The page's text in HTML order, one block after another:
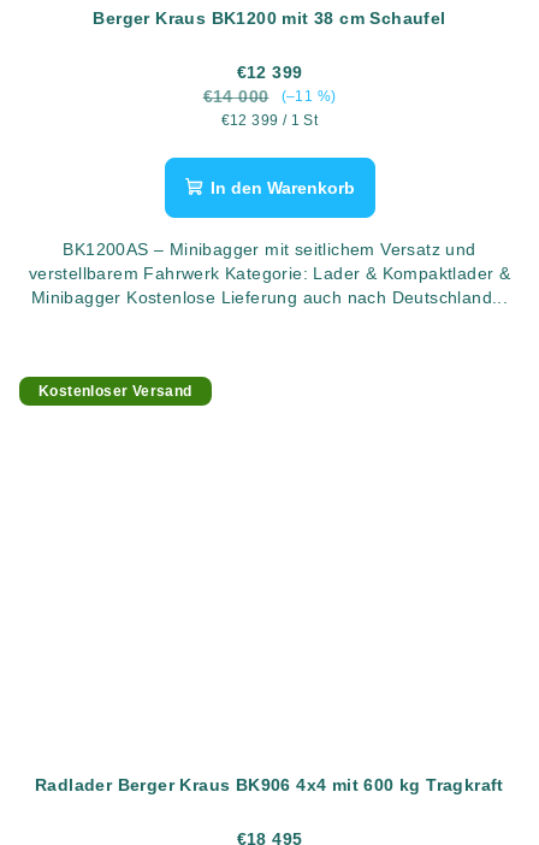
Berger Kraus BK1200 mit 38 cm Schaufel
€12 399
€14 000
(–11 %)
Verkaufspreis:
€12 399 / 1 St
In den Warenkorb
BK1200AS – Minibagger mit seitlichem Versatz und
verstellbarem Fahrwerk Kategorie: Lader & Kompaktlader &
Minibagger Kostenlose Lieferung auch nach Deutschland...
Kostenloser Versand
Radlader Berger Kraus BK906 4x4 mit 600 kg Tragkraft
€18 495